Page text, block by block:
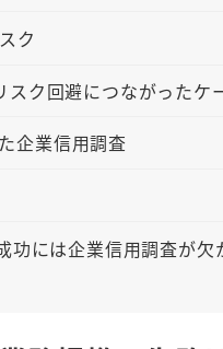
ク
スク回避につながったケ
企業信用調査
功には企業信用調査が欠